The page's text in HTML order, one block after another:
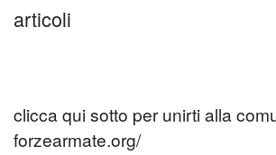
articoli
clicca qui sotto per unirti alla
forzearmate.org/